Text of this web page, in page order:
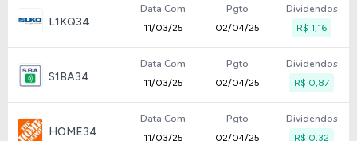
L1KQ34
Data Com
11/03/25
Pgto
02/04/25
Dividendos
R$ 1,16
S1BA34
Data Com
11/03/25
Pgto
02/04/25
Dividendos
R$ 0,87
HOME34
Data Com
11/03/25
Pgto
02/04/25
Dividendos
R$ 0,32